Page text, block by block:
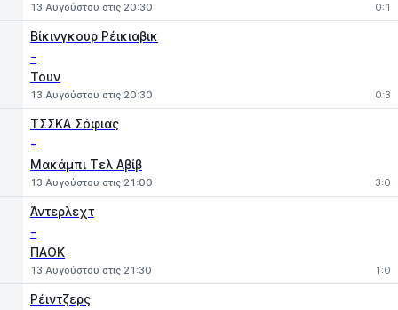
13 Αυγούστου στις 20:30 0:1
Βίκινγκουρ Ρέικιαβικ
-
Τουν
13 Αυγούστου στις 20:30 0:3
ΤΣΣΚΑ Σόφιας
-
Μακάμπι Τελ Αβίβ
13 Αυγούστου στις 21:00 3:0
Άντερλεχτ
-
ΠΑΟΚ
13 Αυγούστου στις 21:30 1:0
Ρέιντζερς